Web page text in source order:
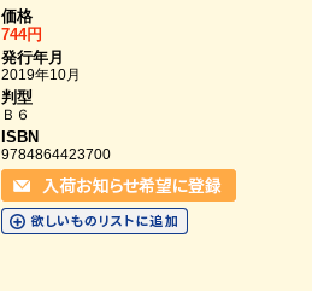
価格
744円
発行年月
2019年10月
判型
Ｂ６
ISBN
9784864423700